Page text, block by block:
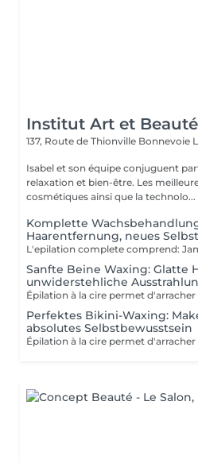
Institut Art et Beauté
137, Route de Thionville Bonnevoie
Isabel et son équipe conjuguent
relaxation et bien-être. Les meilleures marques esthétiques et
cosmétiques ainsi que la technolo...
Komplette
Haarentfernung, neues
Sanfte Beine Waxing: Glatte
unwiderstehliche
Perfektes Bikini-Waxing:
absolutes Selbstbewusstsein